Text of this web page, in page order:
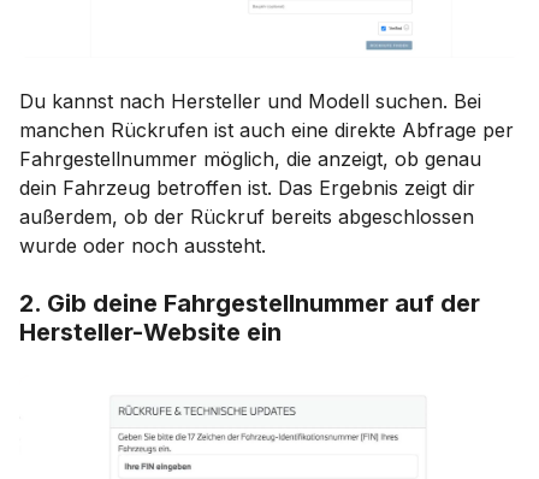
Du kannst nach Hersteller und Modell suchen. Bei
manchen Rückrufen ist auch eine direkte Abfrage per
Fahrgestellnummer möglich, die anzeigt, ob genau
dein Fahrzeug betroffen ist. Das Ergebnis zeigt dir
außerdem, ob der Rückruf bereits abgeschlossen
wurde oder noch aussteht.
2. Gib deine Fahrgestellnummer auf der
Hersteller-Website ein